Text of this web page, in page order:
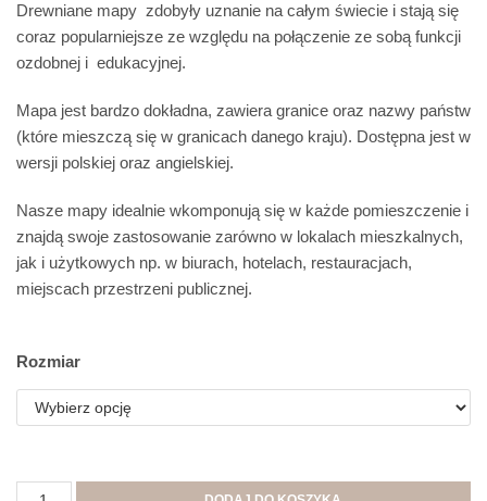
Drewniane mapy zdobyły uznanie na całym świecie i stają się
coraz popularniejsze ze względu na połączenie ze sobą funkcji
ozdobnej i edukacyjnej.
Mapa jest bardzo dokładna, zawiera granice oraz nazwy państw
(które mieszczą się w granicach danego kraju). Dostępna jest w
wersji polskiej oraz angielskiej.
Nasze mapy idealnie wkomponują się w każde pomieszczenie i
znajdą swoje zastosowanie zarówno w lokalach mieszkalnych,
jak i użytkowych np. w biurach, hotelach, restauracjach,
miejscach przestrzeni publicznej.
Rozmiar